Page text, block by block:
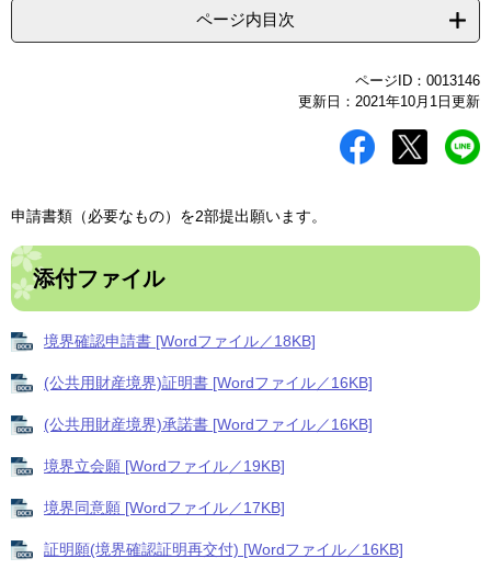
ページ内目次
ページID：0013146
更新日：2021年10月1日更新
申請書類（必要なもの）を2部提出願います。
添付ファイル
境界確認申請書 [Wordファイル／18KB]
(公共用財産境界)証明書 [Wordファイル／16KB]
(公共用財産境界)承諾書 [Wordファイル／16KB]
境界立会願 [Wordファイル／19KB]
境界同意願 [Wordファイル／17KB]
証明願(境界確認証明再交付) [Wordファイル／16KB]